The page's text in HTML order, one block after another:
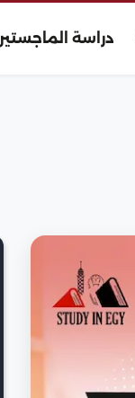
دراسة الماجستير